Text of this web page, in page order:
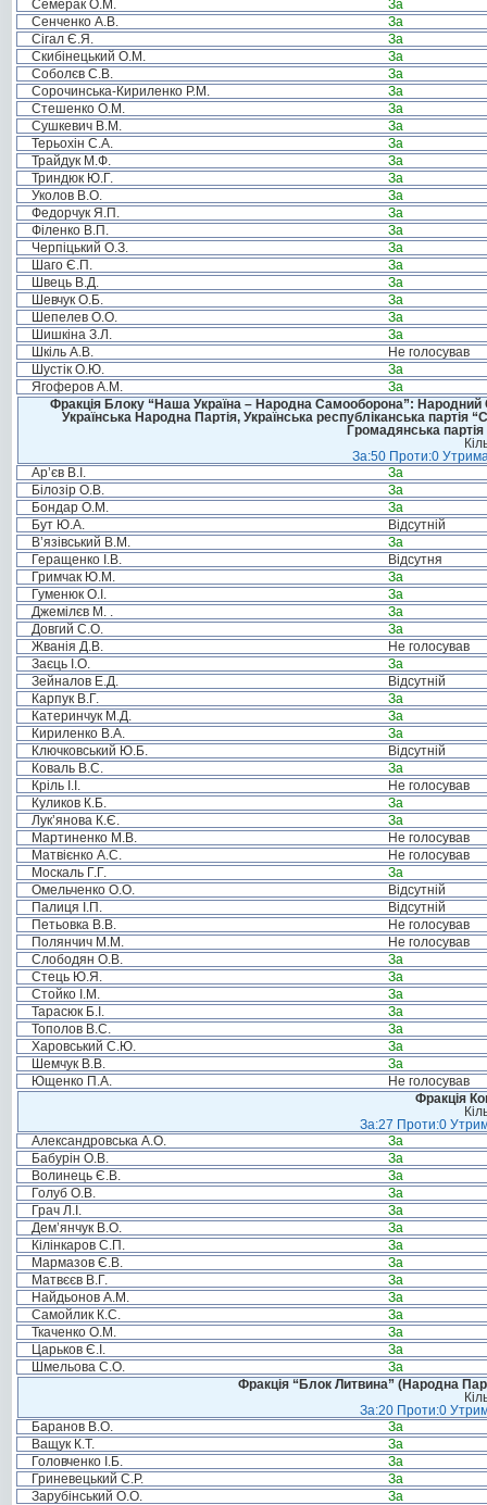
Семерак О.М.
За
Сенченко А.В.
За
Сігал Є.Я.
За
Скибінецький О.М.
За
Соболєв С.В.
За
Сорочинська-Кириленко Р.М.
За
Стешенко О.М.
За
Сушкевич В.М.
За
Терьохін С.А.
За
Трайдук М.Ф.
За
Триндюк Ю.Г.
За
Уколов В.О.
За
Федорчук Я.П.
За
Філенко В.П.
За
Черпіцький О.З.
За
Шаго Є.П.
За
Швець В.Д.
За
Шевчук О.Б.
За
Шепелев О.О.
За
Шишкіна З.Л.
За
Шкіль А.В.
Не голосував
Шустік О.Ю.
За
Ягоферов А.М.
За
Фракція Блоку “Наша Україна – Народна Самооборона”: Народний
Українська Народна Партія, Українська республіканська
Громадянська
За:50 Проти:0
Ар’єв В.І.
За
Білозір О.В.
За
Бондар О.М.
За
Бут Ю.А.
Відсутній
В’язівський В.М.
За
Геращенко І.В.
Відсутня
Гримчак Ю.М.
За
Гуменюк О.І.
За
Джемілєв М. .
За
Довгий С.О.
За
Жванія Д.В.
Не голосував
Заєць І.О.
За
Зейналов Е.Д.
Відсутній
Карпук В.Г.
За
Катеринчук М.Д.
За
Кириленко В.А.
За
Ключковський Ю.Б.
Відсутній
Коваль В.С.
За
Кріль І.І.
Не голосував
Куликов К.Б.
За
Лук’янова К.Є.
За
Мартиненко М.В.
Не голосував
Матвієнко А.С.
Не голосував
Москаль Г.Г.
За
Омельченко О.О.
Відсутній
Палиця І.П.
Відсутній
Петьовка В.В.
Не голосував
Полянчич М.М.
Не голосував
Слободян О.В.
За
Стець Ю.Я.
За
Стойко І.М.
За
Тарасюк Б.І.
За
Тополов В.С.
За
Харовський С.Ю.
За
Шемчук В.В.
За
Ющенко П.А.
Не голосував
Фракція
За:27 Проти:0
Александровська А.О.
За
Бабурін О.В.
За
Волинець Є.В.
За
Голуб О.В.
За
Грач Л.І.
За
Дем’янчук В.О.
За
Кілінкаров С.П.
За
Мармазов Є.В.
За
Матвєєв В.Г.
За
Найдьонов А.М.
За
Самойлик К.С.
За
Ткаченко О.М.
За
Царьков Є.І.
За
Шмельова С.О.
За
Фракція “Блок Литвина” (Народна
За:20 Проти:0
Баранов В.О.
За
Ващук К.Т.
За
Головченко І.Б.
За
Гриневецький С.Р.
За
Зарубінський О.О.
За